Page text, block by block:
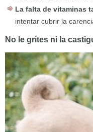
La falta de vitaminas
intentar cubrir la
No le grites ni la